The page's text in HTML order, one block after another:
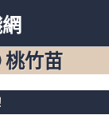
桃竹苗